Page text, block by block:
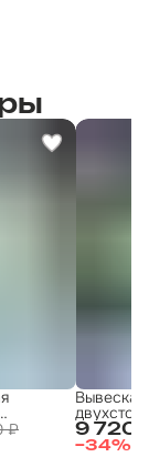
₽ 9 720
−34%
Вывеска
ХАЛЯЛЬ